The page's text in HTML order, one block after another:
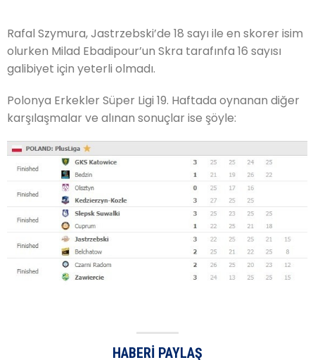
Rafal Szymura, Jastrzebski’de 18 sayı ile en skorer isim
olurken Milad Ebadipour’un Skra tarafınfa 16 sayısı
galibiyet için yeterli olmadı.
Polonya Erkekler Süper Ligi 19. Haftada oynanan diğer
karşılaşmalar ve alınan sonuçlar ise şöyle:
HABERI PAYLAŞ